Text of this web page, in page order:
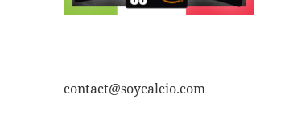
contact@soycalcio.com